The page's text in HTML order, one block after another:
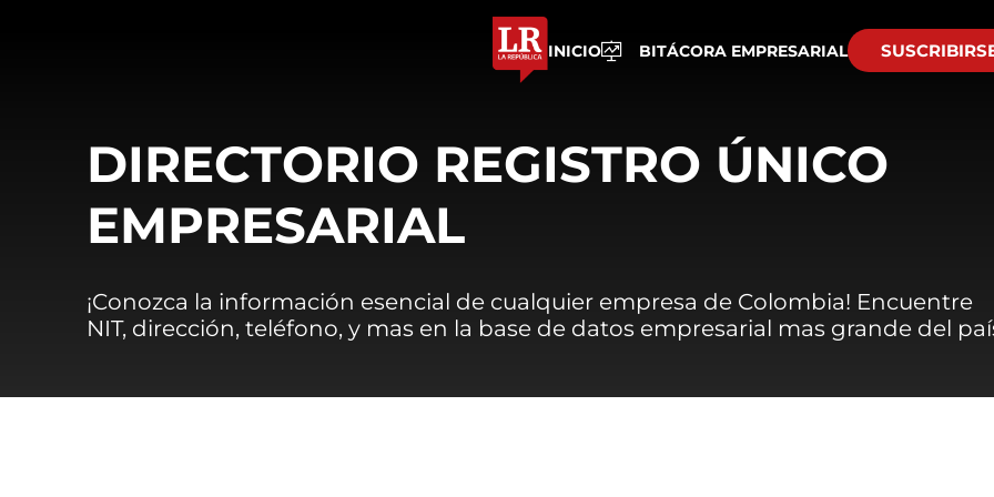
INICIO BITÁCORA EMPRESARIAL
DIRECTORIO REGISTRO ÚNICO
EMPRESARIAL
¡Conozca la información esencial de cualquier empresa de Colombia! Encuentre
NIT, dirección, teléfono, y mas en la base de datos empresarial mas grande del